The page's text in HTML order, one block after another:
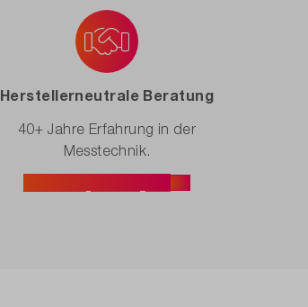
Herstellerneutrale Beratung
40+ Jahre Erfahrung in der
Messtechnik.